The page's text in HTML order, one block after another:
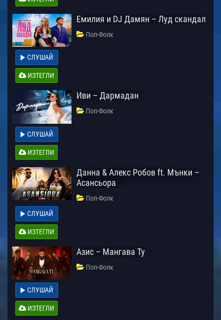
Емилия и DJ Дамян – Луд скандал
Поп-Фолк
СЛУШАЙ
ИЗТЕГЛИ
Иви – Дармадан
Поп-Фолк
СЛУШАЙ
ИЗТЕГЛИ
Данна & Алекс Робов ft. Мънки –
Асансьора
Поп-Фолк
СЛУШАЙ
ИЗТЕГЛИ
Азис – Мангава Ту
Поп-Фолк
СЛУШАЙ
ИЗТЕГЛИ